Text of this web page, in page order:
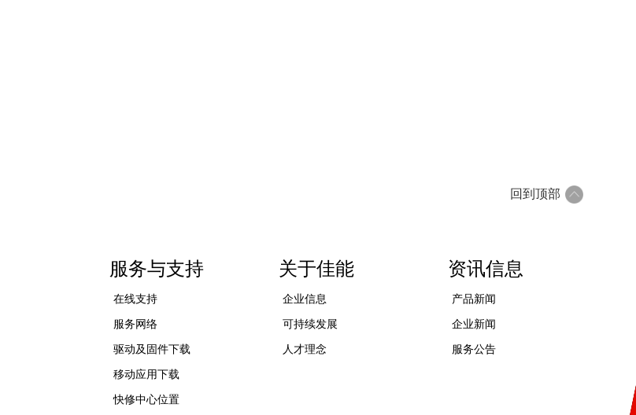
回到顶部
服务与支持
在线支持
服务网络
驱动及固件下载
移动应用下载
快修中心位置
关于佳能
企业信息
可持续发展
人才理念
资讯信息
产品新闻
企业新闻
服务公告